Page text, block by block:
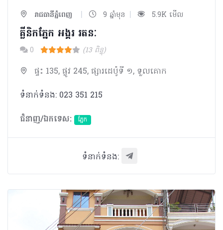
រាជធានីភ្នំពេញ | 9 ឆ្នាំមុន | 5.9K មើល
គ្លីនិកភ្នែក អង្គរ រតនៈ
0 (13 ពិន្ទុ)
ផ្ទះ 135, ផ្លូវ 245, ផ្សារដេប៉ូទី ១, ទួលគោក
ទំនាក់ទំនង: 023 351 215
ជំនាញ/ឯកទេស:
ភ្នែក​
ទំនាក់ទំនង: